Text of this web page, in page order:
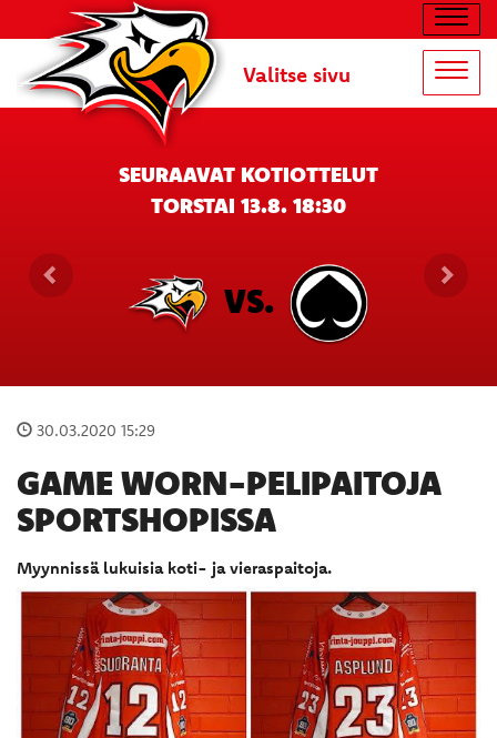
Valitse sivu
SEURAAVAT KOTIOTTELUT
TORSTAI 13.8. 18:30
VS.
30.03.2020 15:29
GAME WORN-PELIPAITOJA
SPORTSHOPISSA
Myynnissä lukuisia koti- ja vieraspaitoja.